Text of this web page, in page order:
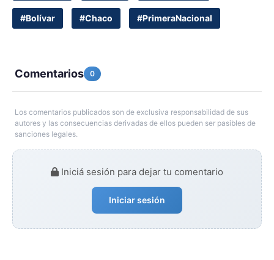
#Bolívar #Chaco #PrimeraNacional
Comentarios 0
Los comentarios publicados son de exclusiva responsabilidad de sus
autores y las consecuencias derivadas de ellos pueden ser pasibles de
sanciones legales.
Iniciá sesión para dejar tu comentario
Iniciar sesión